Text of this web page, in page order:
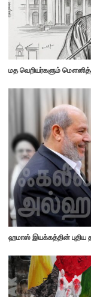
மத வெறியர்களும்
ஹமாஸ் இயக்கத்தின்